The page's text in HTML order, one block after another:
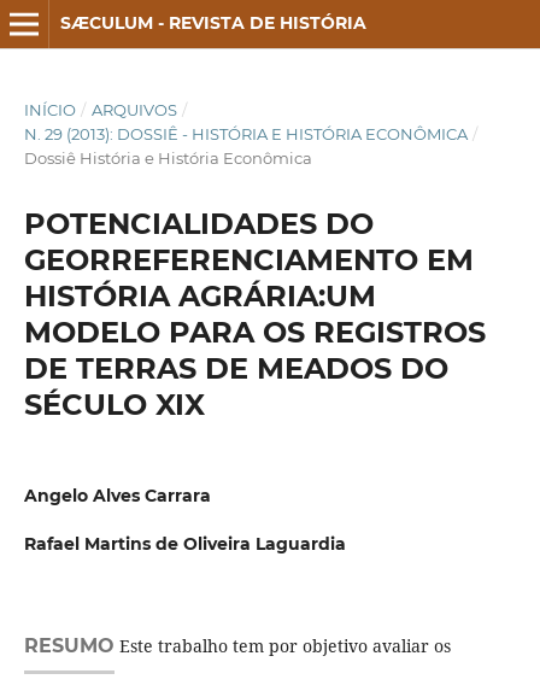
SÆCULUM - REVISTA DE HISTÓRIA
INÍCIO / ARQUIVOS /
N. 29 (2013): DOSSIÊ - HISTÓRIA E HISTÓRIA ECONÔMICA /
Dossiê História e História Econômica
POTENCIALIDADES DO
GEORREFERENCIAMENTO EM
HISTÓRIA AGRÁRIA:UM
MODELO PARA OS REGISTROS
DE TERRAS DE MEADOS DO
SÉCULO XIX
Angelo Alves Carrara
Rafael Martins de Oliveira Laguardia
RESUMO Este trabalho tem por objetivo avaliar os